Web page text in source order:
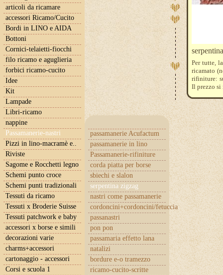
articoli da ricamare
accessori Ricamo/Cucito
Bordi in LINO e AIDA
Bottoni
Cornici-telaietti-fiocchi
filo ricamo e aguglieria
forbici ricamo-cucito
Idee
Kit
Lampade
Libri-ricamo
nappine
Passamanerie-nastri
passamanerie Acufactum
passamanerie in lino
Passamanerie-rifiniture
corda piatta per borse
sbiechi e slalon
serpentina zigzag
nastri come passamanerie
cordoncini+cordoncini/fetuccia
passanastri
pon pon
passamaria effetto lana
natalizi
bordure e-o tramezzo
ricamo-cucito-scritte
Pizzi in lino-macramè e..
Riviste
Sagome e Rocchetti legno
Schemi punto croce
Schemi punti tradizionali
Tessuti da ricamo
Tessuti x Broderie Suisse
Tessuti patchwork e baby
accessori x borse e simili
decorazioni varie
charms+accessori
cartonaggio - accessori
Corsi e scuola 1
Per tutte,
ricamato
rifiniture:
Il prezzo si